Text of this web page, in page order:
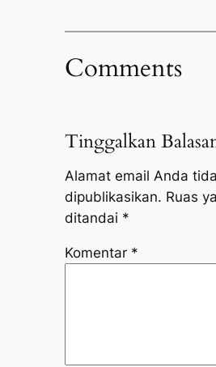
Comments
Tinggalkan
Alamat email Anda
dipublikasikan. Ruas
ditandai *
Komentar *